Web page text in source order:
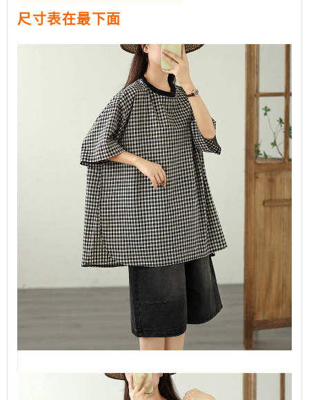
尺寸表在最下面